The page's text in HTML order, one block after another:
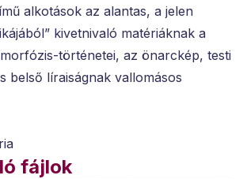
alkotások az alantas, a jelen
kivetnivaló matériáknak a
történetei, az önarckép, testi
belső líraiságnak vallomásos
fájlok